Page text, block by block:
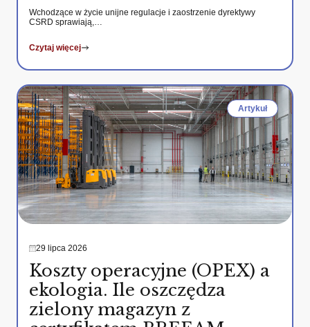
Wchodzące w życie unijne regulacje i zaostrzenie dyrektywy
CSRD sprawiają,…
Czytaj więcej
Artykuł
29 lipca 2026
Koszty operacyjne (OPEX) a
ekologia. Ile oszczędza
zielony magazyn z